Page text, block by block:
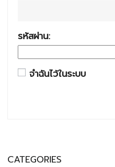
รหัสผ่าน:
จำฉันไว้ในระบบ
CATEGORIES